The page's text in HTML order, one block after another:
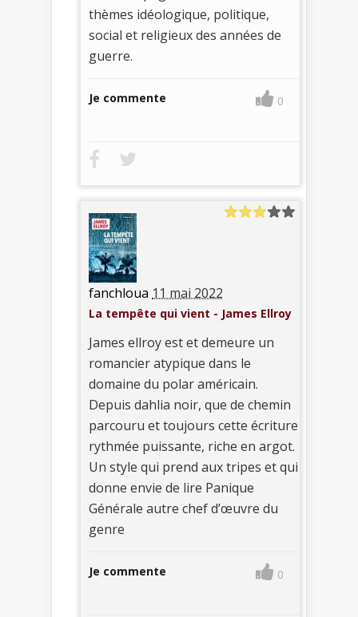
thèmes idéologique, politique,
social et religieux des années de
guerre.
Je commente 0
fanchloua 11 mai 2022
La tempête qui vient - James Ellroy
James ellroy est et demeure un
romancier atypique dans le
domaine du polar américain.
Depuis dahlia noir, que de chemin
parcouru et toujours cette écriture
rythmée puissante, riche en argot.
Un style qui prend aux tripes et qui
donne envie de lire Panique
Générale autre chef d’œuvre du
genre
Je commente 0